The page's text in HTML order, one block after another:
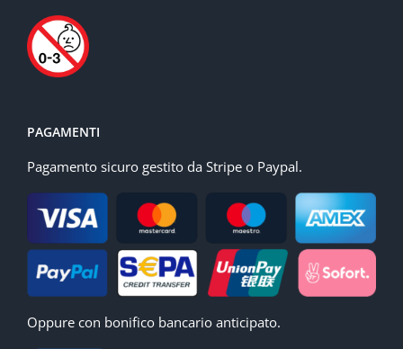
PAGAMENTI
Pagamento sicuro gestito da Stripe o Paypal.
Oppure con bonifico bancario anticipato.